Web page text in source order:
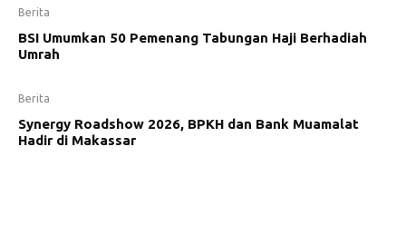
Berita
BSI Umumkan 50 Pemenang Tabungan Haji Berhadiah
Umrah
Berita
Synergy Roadshow 2026, BPKH dan Bank Muamalat
Hadir di Makassar